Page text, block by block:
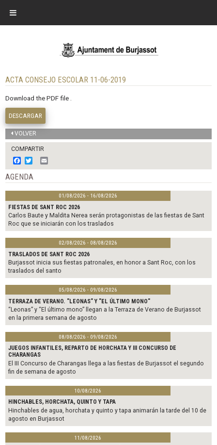
ACTA CONSEJO ESCOLAR 11-06-2019
Download the PDF file .
DESCARGAR
VOLVER
COMPARTIR
F
a
c
e
b
o
o
k
w
i
t
t
e
r
m
i
l
AGENDA
01/08/2026 - 16/08/2026
FIESTAS DE SANT ROC 2026
Carlos Baute y Maldita Nerea serán protagonistas de las fiestas de Sant
Roc que se iniciarán con los traslados
02/08/2026 - 08/08/2026
TRASLADOS DE SANT ROC 2026
Burjassot inicia sus fiestas patronales, en honor a Sant Roc, con los
traslados del santo
05/08/2026 - 09/08/2026
TERRAZA DE VERANO. "LEONAS" Y "EL ÚLTIMO MONO"
“Leonas” y “El último mono” llegan a la Terraza de Verano de Burjassot
en la primera semana de agosto
08/08/2026 - 09/08/2026
JUEGOS INFANTILES, REPARTO DE HORCHATA Y III CONCURSO DE
CHARANGAS
El III Concurso de Charangas llega a las fiestas de Burjassot el segundo
fin de semana de agosto
10/08/2026
HINCHABLES, HORCHATA, QUINTO Y TAPA
Hinchables de agua, horchata y quinto y tapa animarán la tarde del 10 de
agosto en Burjassot
11/08/2026